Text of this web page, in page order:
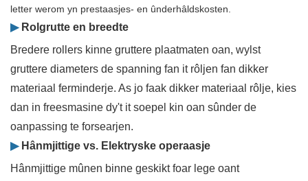
letter werom yn prestaasjes- en ûnderhâldskosten.
▶Rolgrutte en breedte
Bredere rollers kinne gruttere plaatmaten oan, wylst
gruttere diameters de spanning fan it rôljen fan dikker
materiaal ferminderje. As jo ​​faak dikker materiaal rôlje, kies
dan in freesmasine dy't it soepel kin oan sûnder de
oanpassing te forsearjen.
▶Hânmjittige vs. Elektryske operaasje
Hânmjittige mûnen binne geskikt foar lege oant